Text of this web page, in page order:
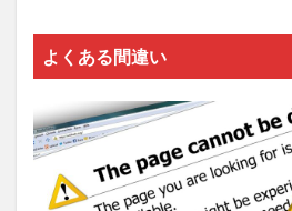
よくある間違い